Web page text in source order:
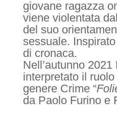
giovane ragazza
viene violentata
del suo
sessuale.
di cronaca.
Nell’autunno 2021
interpretato il
genere Crime “
da Paolo Furino e